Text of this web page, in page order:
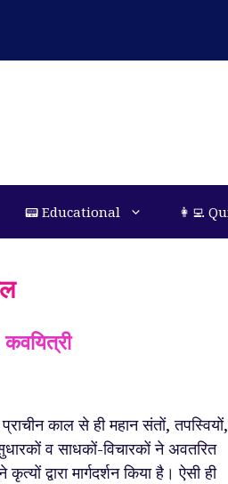
📟 Educational 👩‍💻
काल से ही महान संतों, तपस्वियों,
व साधकों-विचारकों ने अवतरित
द्वारा मार्गदर्शन किया है। ऐसी ही